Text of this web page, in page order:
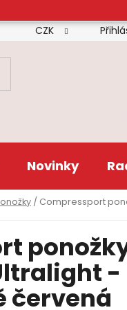
Doprava
CZK
Novinky
/ Compressport
-
červená